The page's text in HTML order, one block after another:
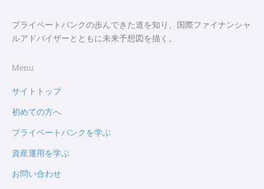
プライベートバンクの歩んできた道を知り、国際ファイナンシャ
ルアドバイザーとともに未来予想図を描く。
Menu
サイトトップ
初めての方へ
プライベートバンクを学ぶ
資産運用を学ぶ
お問い合わせ